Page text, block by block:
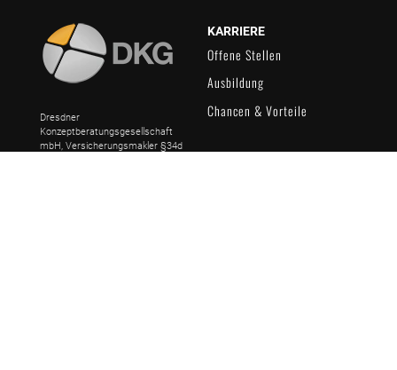
Dresdner
Konzeptberatungsgesellschaft
mbH, Versicherungsmakler §34d
KARRIERE
Offene Stellen
Ausbildung
Chancen & Vorteile